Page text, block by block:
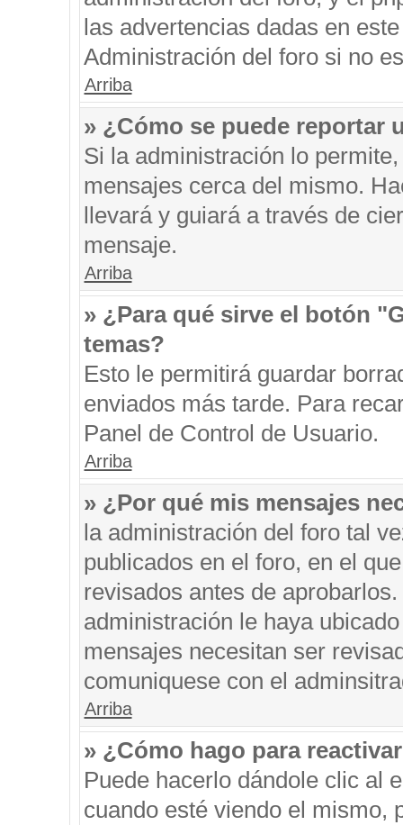
las advertencias dadas en
Administración del foro si no
Arriba
» ¿Cómo se puede reportar
Si la administración lo
mensajes cerca del mismo.
llevará y guiará a través de
mensaje.
Arriba
» ¿Para qué sirve el botón
temas?
Esto le permitirá guardar
enviados más tarde. Para
Panel de Control de Usuario.
Arriba
» ¿Por qué mis mensajes
la administración del foro tal
publicados en el foro, en el
revisados antes de
administración le haya
mensajes necesitan ser
comuniquese con el
Arriba
» ¿Cómo hago para
Puede hacerlo dándole clic al
cuando esté viendo el mismo,